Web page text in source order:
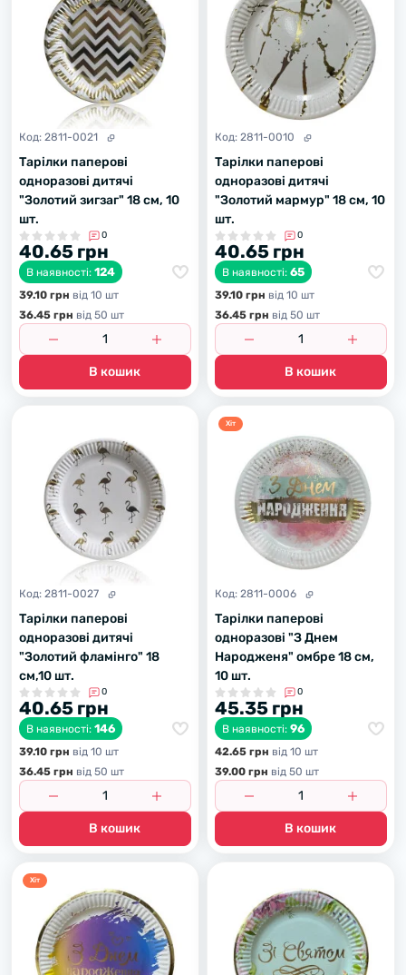
Код: 2811-0021
Тарілки паперові
одноразові дитячі
"Золотий зигзаг" 18 см, 10
шт.
0
40.65 грн
В наявності: 124
39.10 грн вiд 10 шт
36.45 грн вiд 50 шт
В кошик
Код: 2811-0010
Тарілки паперові
одноразові дитячі
"Золотий мармур" 18 см, 10
шт.
0
40.65 грн
В наявності: 65
39.10 грн вiд 10 шт
36.45 грн вiд 50 шт
В кошик
Код: 2811-0027
Тарілки паперові
одноразові дитячі
"Золотий фламінго" 18
см,10 шт.
0
40.65 грн
В наявності: 146
39.10 грн вiд 10 шт
36.45 грн вiд 50 шт
В кошик
Хiт
Код: 2811-0006
Тарілки паперові
одноразові "З Днем
Народженя" омбре 18 см,
10 шт.
0
45.35 грн
В наявності: 96
42.65 грн вiд 10 шт
39.00 грн вiд 50 шт
В кошик
Хiт